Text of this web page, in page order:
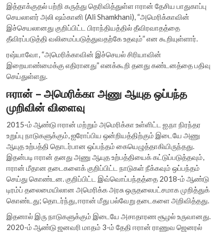
இத்தாக்குதல் பற்றி கருத்து தெரிவித்துள்ள ஈரான் தேசிய பாதுகாப்பு
செயலாளர் அலி ஷம்கானி (Ali Shamkhani), “அமெரிக்காவின்
இச்செயலானது குறிப்பிட்ட பிராந்தியத்தில் தீவிரவாதத்தை
தீவிரப்படுத்தி வலிமைப்படுத்துவதற்கே உதவும்” என கூறியுள்ளார்.
ரஷ்யாவோ, “அமெரிக்காவின் இச்செயல் சிரியாவின்
இறையாண்மைக்கு எதிரானது” எனக்கூறி தனது கண்டனத்தை பதிவு
செய்துள்ளது.
ஈரான் – அமெரிக்கா அணு ஆயுத ஒப்பந்த
முறிவின் விளைவு
2015-ம் ஆண்டு ஈரான் மற்றும் அமெரிக்கா உள்ளிட்ட ஐ.நா நிரந்தர
உறுப்பு நாடுகளுக்கும், ஐரோப்பிய ஒன்றியத்திற்கும் இடையே அணு
ஆயுத உற்பத்தி தொடர்பான ஒப்பந்தம் கையெழுத்தாகியிருந்தது.
இதன்படி ஈரான் தனது அணு ஆயுத உற்பத்தியைக் கட்டுப்படுத்தவும்,
ஈரான் மீதான தடைகளைக் குறிப்பிட்ட நாடுகள் நீக்கவும் ஒப்பந்தம்
செய்து கொண்டன. குறிப்பிட்ட இவ்வொப்பந்தத்தை 2018-ம் ஆண்டு
டிரம்ப் தலைமையிலான அமெரிக்க அரசு ஒருதலைபட்சமாக முறித்துக்
கொண்டது; தொடர்ந்து, ஈரான் மீது பல்வேறு தடைகளை அறிவித்தது.
இதனால் இரு நாடுகளுக்கும் இடையே அசாதாரண சூழல் உருவானது.
2020-ம் ஆண்டு ஜனவரி மாதம் 3-ம் தேதி ஈரான் ராணுவ ஜெனரல்